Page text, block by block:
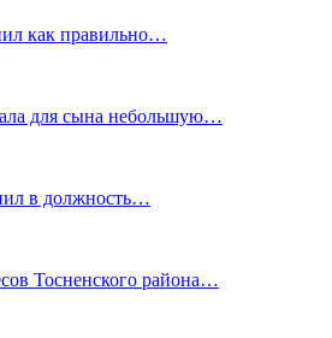
как правильно…
для сына небольшую…
в должность…
Тосненского района…